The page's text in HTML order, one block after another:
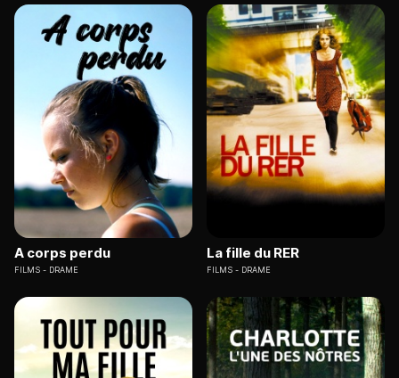
A corps perdu
FILMS DRAME
La fille du RER
FILMS DRAME